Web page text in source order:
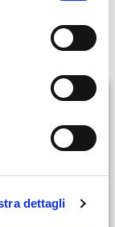
verificare e
sul simbolo
dettagli